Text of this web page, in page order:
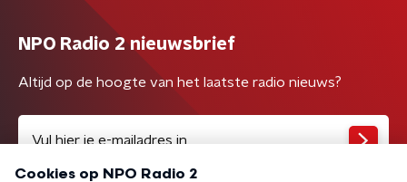
NPO Radio 2 nieuwsbrief
Altijd op de hoogte van het laatste radio nieuws?